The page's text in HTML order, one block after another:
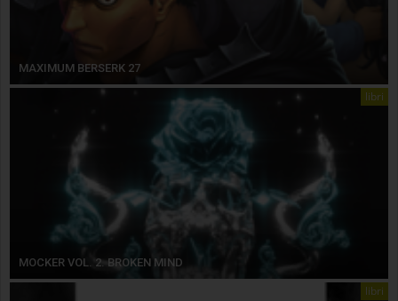
MAXIMUM BERSERK 27
libri
MOCKER VOL. 2. BROKEN MIND
libri